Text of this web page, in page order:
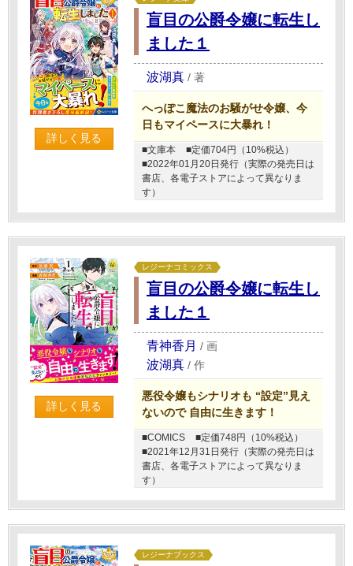
詳しく見る
盲目の公爵令嬢に転生し
ました１
波湖真 / 著
へっぽこ魔法のお騒がせ令嬢、今
日もマイペースに大暴れ！
■文庫本
■定価704円（10%税込）
■2022年01月20日発行（実際の発売日は
書店、各電子ストアによって異なりま
す）
詳しく見る
レジーナコミックス
盲目の公爵令嬢に転生し
ました１
青神香月 / 画
波湖真 / 作
悪役令嬢もシナリオも “設定”見え
ないので 自由に生きます！
■COMICS
■定価748円（10%税込）
■2021年12月31日発行（実際の発売日は
書店、各電子ストアによって異なりま
す）
レジーナブックス